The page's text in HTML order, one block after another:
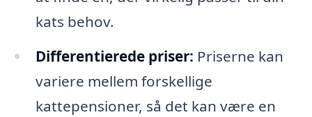
kats behov.
Differentierede priser: Priserne kan
variere mellem forskellige
kattepensioner, så det kan være en